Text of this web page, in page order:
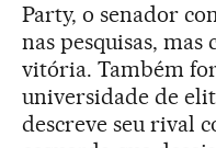
Party, o senador
nas pesquisas,
vitória. Também
universidade de
descreve seu rival